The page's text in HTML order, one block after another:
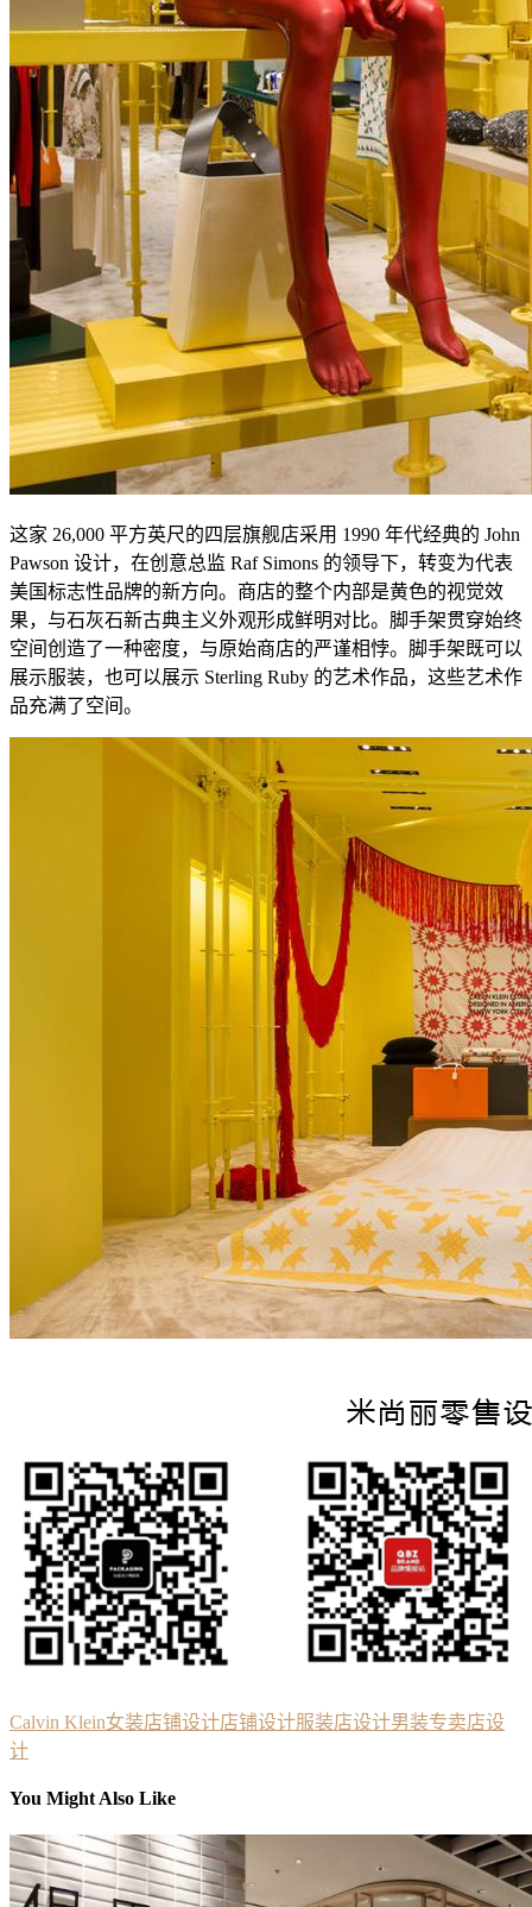
这家 26,000 平方英尺的四层旗舰店采用 1990 年代经典的 John
Pawson 设计，在创意总监 Raf Simons 的领导下，转变为代表
美国标志性品牌的新方向。商店的整个内部是黄色的视觉效
果，与石灰石新古典主义外观形成鲜明对比。脚手架贯穿始终
空间创造了一种密度，与原始商店的严谨相悖。脚手架既可以
展示服装，也可以展示 Sterling Ruby 的艺术作品，这些艺术作
品充满了空间。
Calvin Klein女装店铺设计店铺设计服装店设计男装专卖店设
计
You Might Also Like